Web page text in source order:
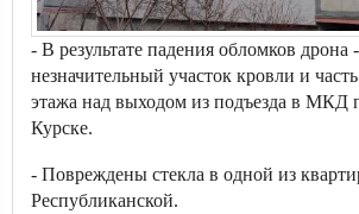
- В результате падения обломков
незначительный участок кровли и
этажа над выходом из подъезда в МКД
Курске.
- Повреждены стекла в одной из
Республиканской.